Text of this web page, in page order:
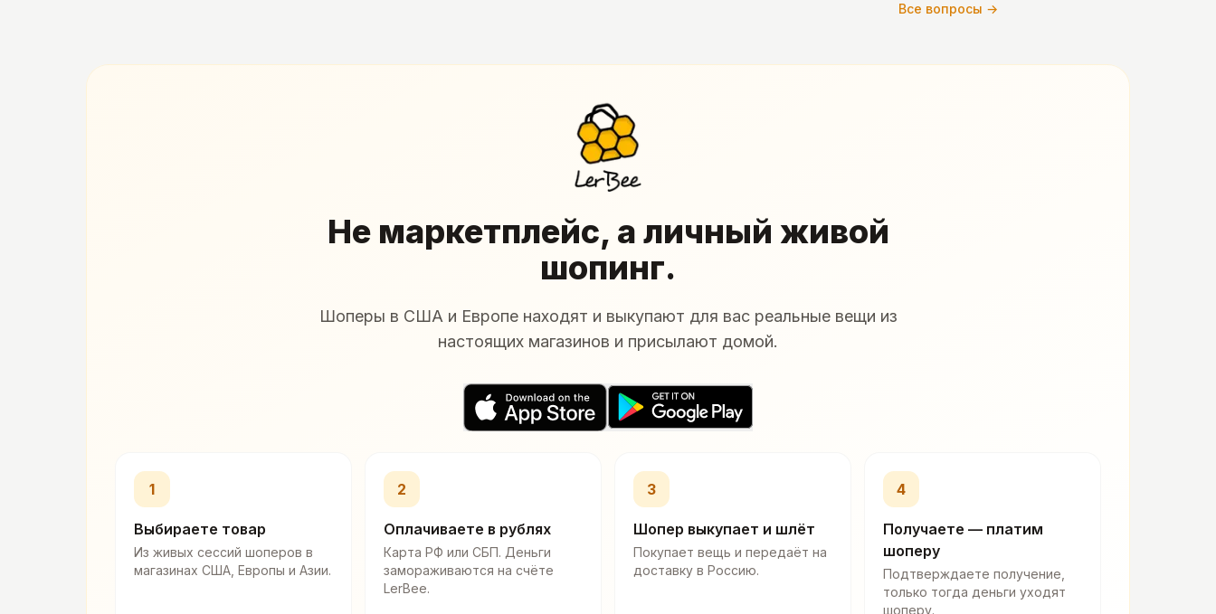
Все вопросы →
Не маркетплейс, а личный живой
шопинг.
Шоперы в США и Европе находят и выкупают для вас реальные вещи из
настоящих магазинов и присылают домой.
1
Выбираете товар
Из живых сессий шоперов в
магазинах США, Европы и Азии.
2
Оплачиваете в рублях
Карта РФ или СБП. Деньги
замораживаются на счёте
LerBee.
3
Шопер выкупает и шлёт
Покупает вещь и передаёт на
доставку в Россию.
4
Получаете — платим
шоперу
Подтверждаете получение,
только тогда деньги уходят
шоперу.